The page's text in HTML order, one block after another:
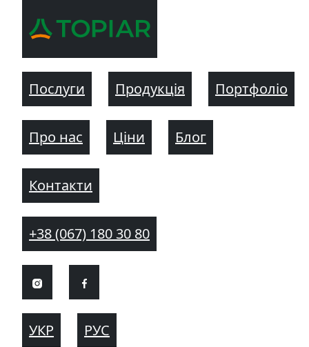
Послуги Продукція Портфоліо
Про нас Ціни Блог
Контакти
+38 (067) 180 30 80
УКР РУС